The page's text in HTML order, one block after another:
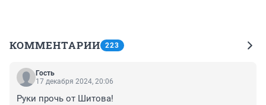
КОММЕНТАРИИ 223
Гость
17 декабря 2024, 20:06
Руки прочь от Шитова!